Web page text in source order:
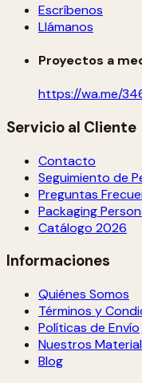
Escríbenos
Llámanos
Proyectos a
https://wa.me/
Servicio al Cliente
Contacto
Seguimiento de
Preguntas
Packaging
Catálogo 2026
Informaciones
Quiénes Somos
Términos y
Políticas de Envío
Nuestros
Blog